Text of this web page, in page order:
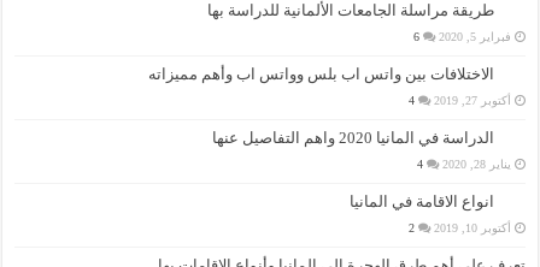
طريقة مراسلة الجامعات الألمانية للدراسة بها
فبراير 5, 2020 6
الاختلافات بين واتس اب بلس وواتس اب وأهم مميزاته
أكتوبر 27, 2019 4
الدراسة في المانيا 2020 واهم التفاصيل عنها
يناير 28, 2020 4
انواع الاقامة في المانيا
أكتوبر 10, 2019 2